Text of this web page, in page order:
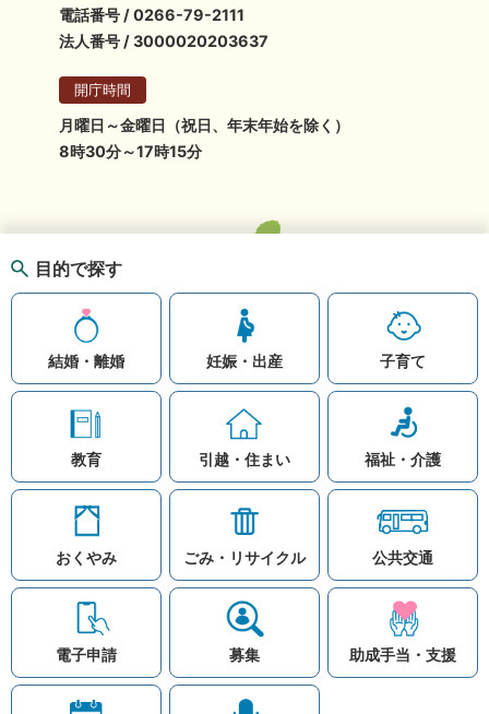
知りたい情報を検索
注目ワード
目的で探す
結婚・離婚 妊娠・出産 子育て
教育 引越・住まい 福祉・介護
おくやみ ごみ・リサイクル 公共交通
電子申請 募集 助成手当・支援
電話番号 / 0266-79-2111
法人番号 / 3000020203637
開庁時間
月曜日～金曜日（祝日、年末年始を除く）
8時30分～17時15分
お問い合わせ
リンク集
このホームページ
著作権と免責事項につ
プライバシーポリシー